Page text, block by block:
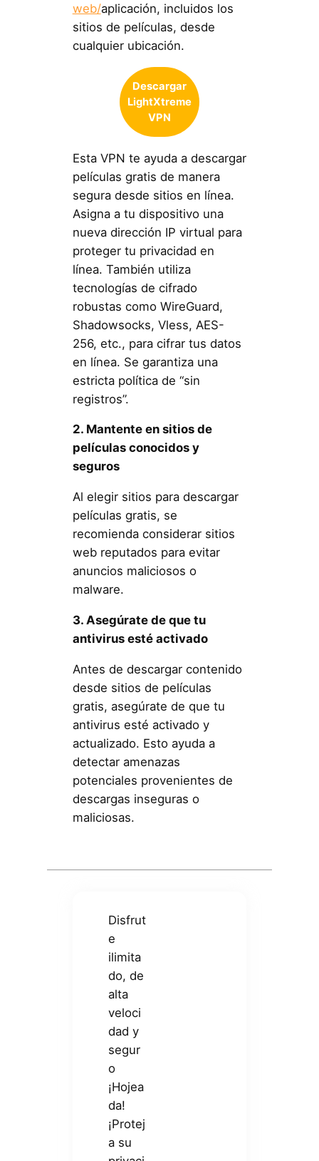
web/aplicación, incluidos los
sitios de películas, desde
cualquier ubicación.
Descargar
LightXtreme
VPN
Esta VPN te ayuda a descargar
películas gratis de manera
segura desde sitios en línea.
Asigna a tu dispositivo una
nueva dirección IP virtual para
proteger tu privacidad en
línea. También utiliza
tecnologías de cifrado
robustas como WireGuard,
Shadowsocks, Vless, AES-
256, etc., para cifrar tus datos
en línea. Se garantiza una
estricta política de “sin
registros”.
2. Mantente en sitios de
películas conocidos y
seguros
Al elegir sitios para descargar
películas gratis, se
recomienda considerar sitios
web reputados para evitar
anuncios maliciosos o
malware.
3. Asegúrate de que tu
antivirus esté activado
Antes de descargar contenido
desde sitios de películas
gratis, asegúrate de que tu
antivirus esté activado y
actualizado. Esto ayuda a
detectar amenazas
potenciales provenientes de
descargas inseguras o
maliciosas.
Disfrut
e
ilimita
do, de
alta
veloci
dad y
segur
o
¡Hojea
da!
¡Protej
a su